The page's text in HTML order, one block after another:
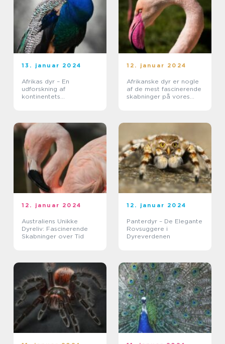
13. januar 2024
Afrikas dyr – En
udforskning af
kontinentets
12. januar 2024
Afrikanske dyr er nogle
af de mest fascinerende
skabninger på vores
12. januar 2024
Australiens Unikke
Dyreliv: Fascinerende
Skabninger over Tid
12. januar 2024
Panterdyr – De Elegante
Rovsuggere i
Dyreverdenen